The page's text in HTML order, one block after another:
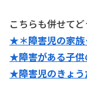
こちらも併せて
★＊障害児の家族
★障害がある子供
★障害児のきょう